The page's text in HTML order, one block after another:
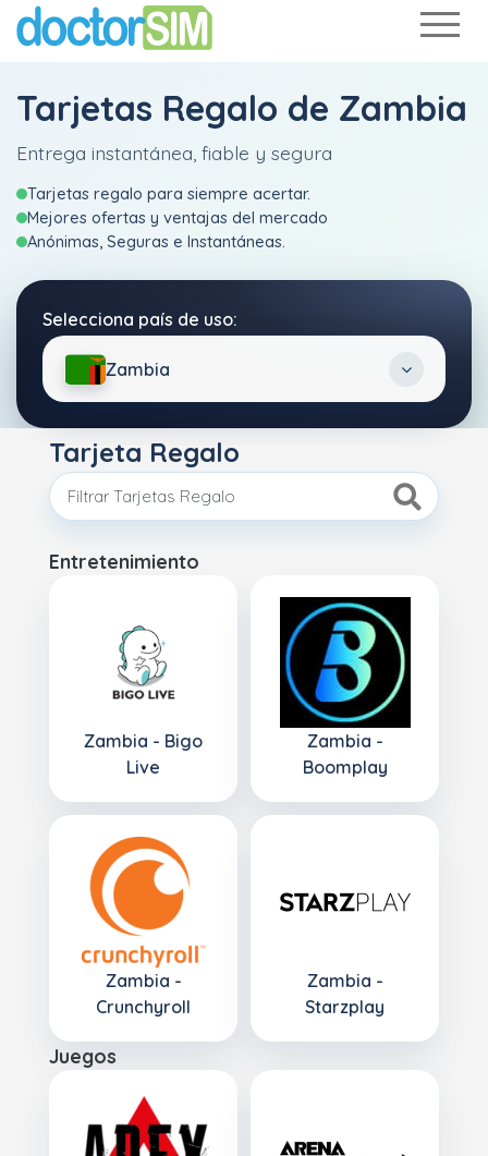
Tarjetas Regalo de Zambia
Entrega instantánea, fiable y segura
Tarjetas regalo para siempre acertar.
Mejores ofertas y ventajas del mercado
Anónimas, Seguras e Instantáneas.
Selecciona país de uso:
Zambia
Tarjeta Regalo
Entretenimiento
Zambia - Bigo
Live
Zambia -
Boomplay
Zambia -
Crunchyroll
Zambia -
Starzplay
Juegos